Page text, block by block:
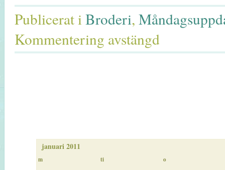
Publicerat iBroderi,
Kommentering avstängd
januari 2011
m ti o